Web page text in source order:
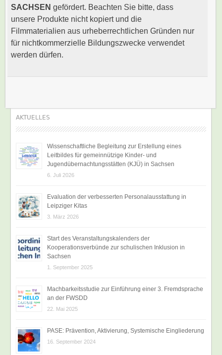
SACHSEN gefördert. Beachten Sie bitte, dass
unsere Produkte nicht kopiert und die
Filmmaterialien aus urheberrechtlichen Gründen nur
für nichtkommerzielle Bildungszwecke verwendet
werden dürfen.
AKTUELLES
Wissenschaftliche Begleitung zur Erstellung eines
Leitbildes für gemeinnützige Kinder- und
Jugendübernachtungsstätten (KJÜ) in Sachsen
6. Juli 2026
Evaluation der verbesserten Personalausstattung in
Leipziger Kitas
3. März 2026
Start des Veranstaltungskalenders der
Kooperationsverbünde zur schulischen Inklusion in
Sachsen
1. September 2025
Machbarkeitsstudie zur Einführung einer 3. Fremdsprache
an der FWSDD
22. Mai 2025
PASE: Prävention, Aktivierung, Systemische Eingliederung
16. September 2024